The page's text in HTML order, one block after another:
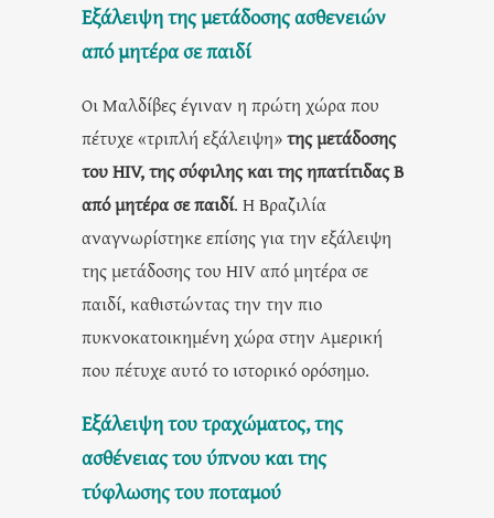
Εξάλειψη της μετάδοσης ασθενειών
από μητέρα σε παιδί
Οι Μαλδίβες έγιναν η πρώτη χώρα που
πέτυχε «τριπλή εξάλειψη»της μετάδοσης
του HIV, της σύφιλης και της ηπατίτιδας Β
από μητέρα σε παιδί. Η Βραζιλία
αναγνωρίστηκε επίσης για την εξάλειψη
της μετάδοσης του HIV από μητέρα σε
παιδί, καθιστώντας την την πιο
πυκνοκατοικημένη χώρα στην Αμερική
που πέτυχε αυτό το ιστορικό ορόσημο.
Εξάλειψη του τραχώματος, της
ασθένειας του ύπνου και της
τύφλωσης του ποταμού